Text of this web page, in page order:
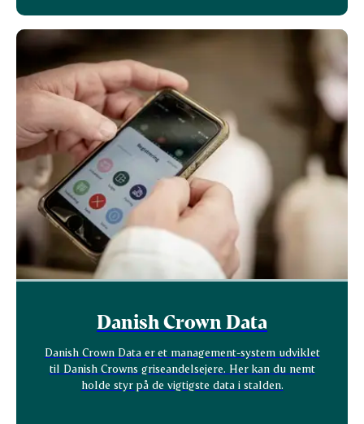
Danish Crown Data
Danish Crown Data er et management-system udviklet
til Danish Crowns griseandelsejere. Her kan du nemt
holde styr på de vigtigste data i stalden.